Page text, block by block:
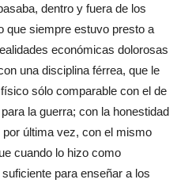
dentro y fuera de los
que siempre estuvo presto a
económicas dolorosas
una disciplina férrea, que le
sólo comparable con el de
la guerra; con la honestidad
última vez, con el mismo
cuando lo hizo como
para enseñar a los